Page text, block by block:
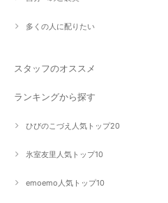
多くの人に配りたい
スタッフのオススメ
ランキングから探す
ひびのこづえ人気トップ20
氷室友里人気トップ10
emoemo人気トップ10